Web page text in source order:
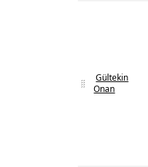
Gültekin
Onan